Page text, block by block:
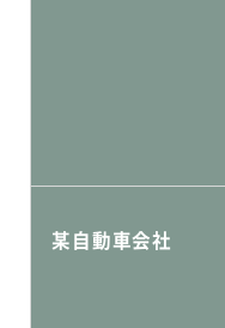
某自動車会社